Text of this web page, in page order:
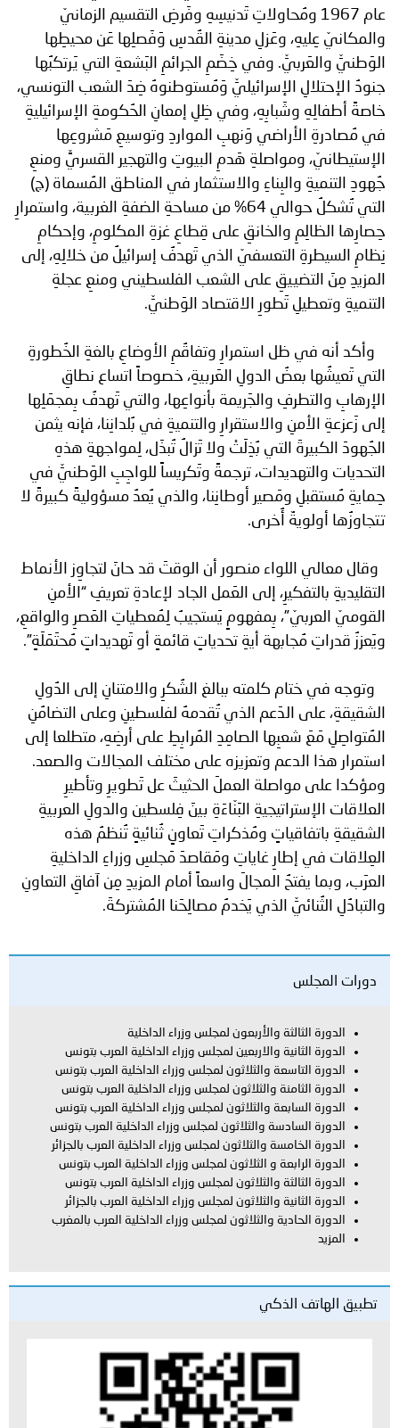
عام 1967 ومُحاولاتِ تَدنيسِهِ وفَرضِ التقسيم الزمانيّ
والمكانيّ عِليهِ، وعَزلِ مدينةِ القُدسِ وَفَصلِها عَن محيطِها
الوَطنيِّ والعَربيِّ. وفي خِضَمِ الجرائمِ البَشعةِ التي يَرتكبُها
جنودُ الإحتلالِ الإسرائيليِّ وَمُستوطنوهُ ضِدَ الشعب التونسي،
خاصةً أطفالِهِ وشَبابِهِ، وفي ظِلِ إمعانِ الحُكومةِ الإسرائيليةِ
في مُصادرةِ الأراضي وَنهبِ المواردِ وتوسيعِ مَشروعِها
الإستيطانيّ، ومواصلةِ هَدمِ البيوتِ والتهجير القسريٍّ ومنعِ
جُهودِ التنميةِ والبِناءِ والاستثمار في المناطق المُسماة (ج)
التي تُشكلُ حوالي 64% من مساحةِ الضفةِ الغربية، واستمرارِ
حِصارِها الظالِمِ والخانقِ على قِطاعِ غزةِ المكلومِ، وإحكامِ
نِظامِ السيطرةِ التعسفيّ الذي تَهدفُ إسرائيلُ من خلالِهِ، إلى
المزيدِ مِنَ التضييقِ على الشعب الفلسطيني ومنعِ عجلةِ
التنميةِ وتعطيلِ تَطورِ الاقتصاد الوَطنيِّ.
وأكد أنه في ظل استمرارِ وتفاقُمِ الأوضاعِ بالغةِ الخُطورةِ
التي تَعيشُها بعضُ الدولِ العَربيةِ، خصوصاً اتساع نطاقِ
الإرهابِ والتطرفِ والجَريمة بأنواعِها، والتي تَهدفُ بِمجمَلِها
إلى زَعزعةِ الأمنِ والاستقرارِ والتنميةِ في بُلدانِنا، فإنه يثمن
الجُهودَ الكبيرةَ التي بُذِلَتْ ولا تَزالُ تُبذَل، لِمواجهةِ هذهِ
التحديات والتهديدات، ترجمةً وتَكريساً للواجِبِ الوَطنيِّ في
حِمايةِ مُستقبلِ ومَصير أوطانِنا، والذي يُعدُ مسؤوليةً كبيرةً لا
تتجاوزُها أولويةٌ أُخرى.
وقال معالي اللواء منصور أن الوقتَ قد حانَ لتجاوِز الأنماط
التقليديةِ بالتفكيرِ، إلى العَمل الجاد لإعادةِ تعريفِ “الأمنِ
القوميّ العربيّ”، بِمفهومٍ يَستجيبُ لِمُعطياتِ العَصرِ والواقعِ،
ويَعززُ قدراتِ مُجابهة أيةِ تحدياتٍ قائمةٍ أو تَهديداتٍ مُحتَمَلَةٍ”.
وتوجه في ختام كلمته ببالغ الشُكرِ والامتنانِ إلى الدُولِ
الشقيقةِ، على الدَعم الذي تُقدمهُ لفلسطينِ وعلى التضامُنِ
المُتواصِلِ مَعَ شعبِها الصامِدِ المُرابِطِ على أرضِهِ، متطلعا إلى
استمرار هذا الدعم وتعزيزه على مختلف المجالات والصعد.
ومؤكدا على مواصلة العملَ الحثيثَ عل تَطويرِ وتأطيرِ
العلاقات الإستراتيجيةِ البَنّاءَةِ بينَ فِلسطين والدولِ العربيةِ
الشقيقةِ باتفاقياتٍ ومُذكراتِ تَعاونٍ ثُنائيةٍ تُنظمُ هذه
العِلاقات في إطارِ غاياتِ ومَقاصدَ مَجلسِ وزراءِ الداخليةِ
العرَب، وبما يفتحُ المجالَ واسعاً أمام المزيدِ مِن آفاقِ التعاونِ
والتبادُلِ الثُنائيِّ الذي يَخدمُ مصالِحَنا المُشتركةَ.
دورات المجلس
الدورة الثالثة والأربعون لمجلس وزراء الداخلية
الدورة الثانية والاربعين لمجلس وزراء الداخلية العرب بتونس
الدورة التاسعة والثلاثون لمجلس وزراء الداخلية العرب بتونس
الدورة الثامنة والثلاثون لمجلس وزراء الداخلية العرب بتونس
الدورة السابعة والثلاثون لمجلس وزراء الداخلية العرب بتونس
الدورة السادسة والثلاثون لمجلس وزراء الداخلية العرب بتونس
الدورة الخامسة والثلاثون لمجلس وزراء الداخلية العرب بالجزائر
الدورة الرابعة و الثلاثون لمجلس وزراء الداخلية العرب بتونس
الدورة الثالثة والثلاثون لمجلس وزراء الداخلية العرب بتونس
الدورة الثانية والثلاثون لمجلس وزراء الداخلية العرب بالجزائر
الدورة الحادية والثلاثون لمجلس وزراء الداخلية العرب بالمغرب
المزيد
تطبيق الهاتف الذكي